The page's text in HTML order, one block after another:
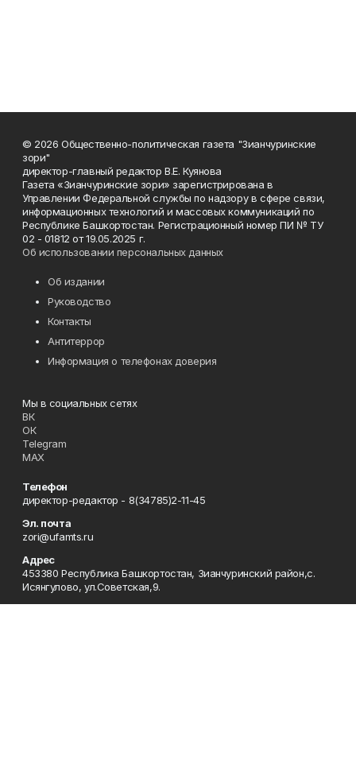
© 2026 Общественно-политическая газета "Зианчуринские
зори"
директор-главный редактор В.Е. Куянова
Газета «Зианчуринские зори» зарегистрирована в
Управлении Федеральной службы по надзору в сфере связи,
информационных технологий и массовых коммуникаций по
Республике Башкортостан. Регистрационный номер ПИ № ТУ
02 - 01812 от 19.05.2025 г.
Об использовании персональных данных
Об издании
Руководство
Контакты
Антитеррор
Информация о телефонах доверия
Мы в социальных сетях
ВК
ОК
Telegram
MAX
Телефон
директор-редактор - 8(34785)2-11-45
Эл. почта
zori@ufamts.ru
Адрес
453380 Республика Башкортостан, Зианчуринский район,с.
Исянгулово, ул.Советская,9.